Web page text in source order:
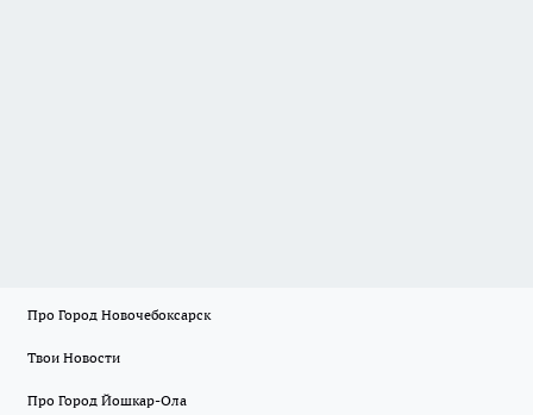
Про Город Новочебоксарск
Твои Новости
Про Город Йошкар-Ола